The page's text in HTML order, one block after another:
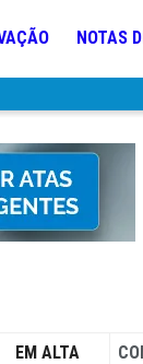
NOTAS
EM ALTA